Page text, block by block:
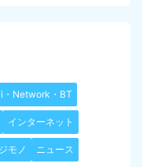
・Network・BT
インターネット
モノ ニュース